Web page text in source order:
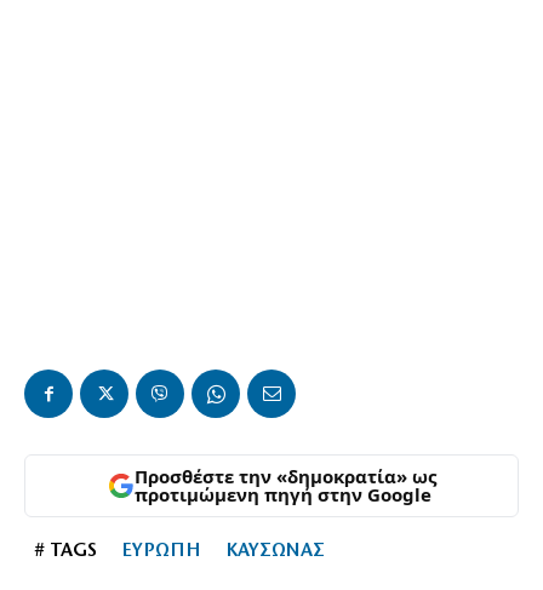
Προσθέστε την «δημοκρατία» ως
προτιμώμενη πηγή στην Google
# TAGS ΕΥΡΩΠΗ ΚΑΥΣΩΝΑΣ